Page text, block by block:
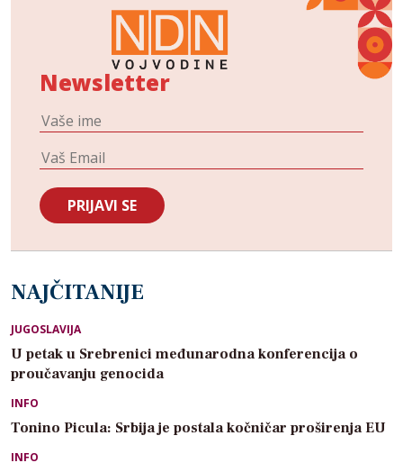
Newsletter
NAJČITANIJE
JUGOSLAVIJA
U petak u Srebrenici međunarodna konferencija o
proučavanju genocida
INFO
Tonino Picula: Srbija je postala kočničar proširenja EU
INFO